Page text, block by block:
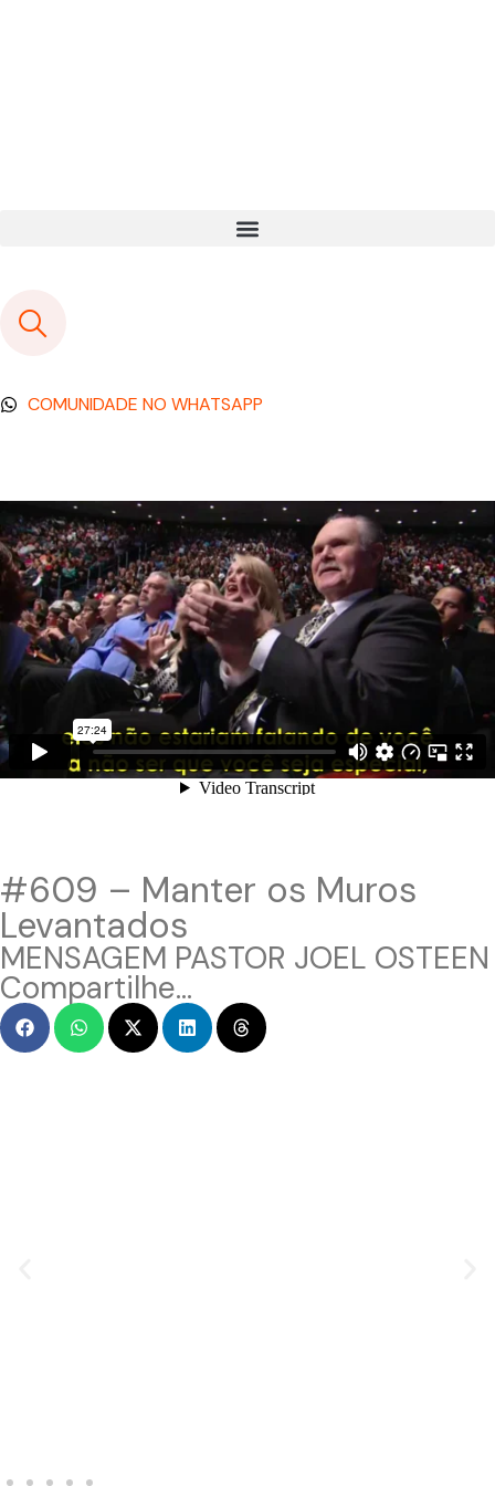
COMUNIDADE NO WHATSAPP
#609 – Manter os Muros
Levantados
MENSAGEM PASTOR JOEL OSTEEN
Compartilhe...